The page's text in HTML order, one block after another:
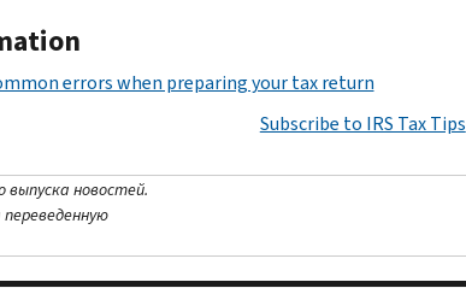
errors when preparing your tax return
Subscribe to IRS Tax Tips
выпуска новостей.